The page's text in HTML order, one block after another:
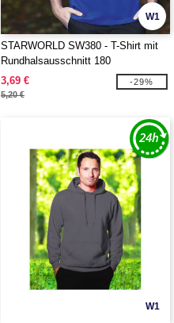
W1
STARWORLD SW380 - T-Shirt mit
Rundhalsausschnitt 180
3,69 €
5,20 €
-29%
W1